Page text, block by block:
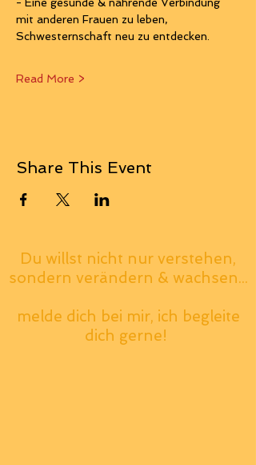
mit anderen Frauen zu leben,
Schwesternschaft neu zu entdecken.
Read More >
Share This Event
Du willst nicht nur verstehen,
sondern verändern & wachsen...
melde dich bei mir, ich begleite
dich gerne!